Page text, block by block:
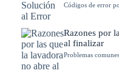
Códigos de error
Razones por
al finalizar
Problemas